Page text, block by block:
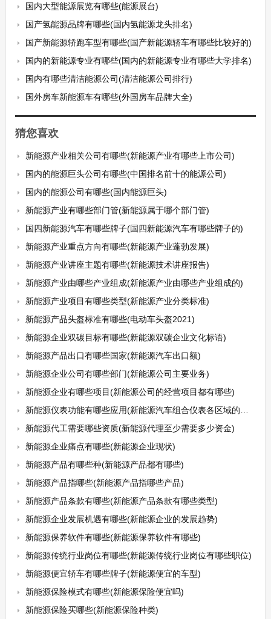
国内大型能源展览有哪些(能源展台)
国产氢能源品牌有哪些(国内氢能源龙头排名)
国产新能源轿跑车型有哪些(国产新能源轿车有哪些比较好的)
国内的新能源专业有哪些(国内的新能源专业有哪些大学排名)
国内有哪些清洁能源公司(清洁能源公司排行)
国外房车新能源车有哪些(外国房车品牌大全)
猜您喜欢
新能源产业相关公司有哪些(新能源产业有哪些上市公司)
国内的能源巨头公司有哪些(中国排名前十的能源公司)
国内的能源公司有哪些(国内能源巨头)
新能源产业有哪些部门管(新能源属于哪个部门管)
国四新能源汽车有哪些牌子(国四新能源汽车有哪些牌子的)
新能源产业重点方向有哪些(新能源产业蓬勃发展)
新能源产业讲座主题有哪些(新能源技术讲座报告)
新能源产业由哪些产业组成(新能源产业由哪些产业组成的)
新能源产业项目有哪些类型(新能源产业分类标准)
新能源产品头盔标准有哪些(电动车头盔2021)
新能源企业双碳目标有哪些(新能源双碳企业文化标语)
新能源产品出口有哪些国家(新能源汽车出口额)
新能源企业公司有哪些部门(新能源公司主要业务)
新能源企业有哪些项目(新能源公司的经营项目都有哪些)
新能源仪表功能有哪些应用(新能源汽车组合仪表各区域的功能)
新能源代工需要哪些资质(新能源代理至少需要多少资金)
新能源企业痛点有哪些(新能源企业现状)
新能源产品有哪些种(新能源产品都有哪些)
新能源产品指哪些(新能源产品指哪些产品)
新能源产品条款有哪些(新能源产品条款有哪些类型)
新能源企业发展机遇有哪些(新能源企业的发展趋势)
新能源保养软件有哪些(新能源保养软件有哪些)
新能源传统行业岗位有哪些(新能源传统行业岗位有哪些职位)
新能源便宜轿车有哪些牌子(新能源便宜的车型)
新能源保险模式有哪些(新能源保险便宜吗)
新能源保险买哪些(新能源保险种类)